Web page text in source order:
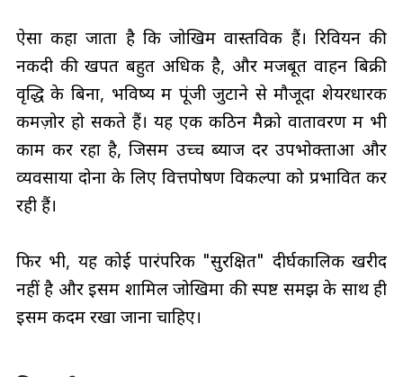
ऐसा कहा जाता है कि जोखिम वास्तविक हैं। रिवियन की
नकदी की खपत बहुत अधिक है, और मजबूत वाहन बिक्री
वृद्धि के बिना, भविष्य में पूंजी जुटाने से मौजूदा शेयरधारक
कमज़ोर हो सकते हैं। यह एक कठिन मैक्रो वातावरण में भी
काम कर रहा है, जिसमें उच्च ब्याज दरें उपभोक्ताओं और
व्यवसायों दोनों के लिए वित्तपोषण विकल्पों को प्रभावित कर
रही हैं।
फिर भी, यह कोई पारंपरिक "सुरक्षित" दीर्घकालिक खरीद
नहीं है और इसमें शामिल जोखिमों की स्पष्ट समझ के साथ ही
इसमें कदम रखा जाना चाहिए।